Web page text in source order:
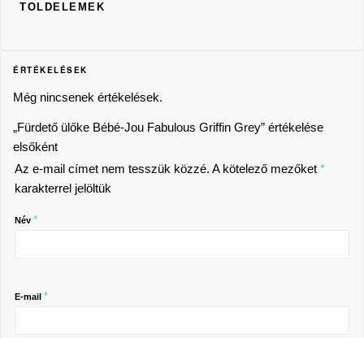
TOLDELEMEK
ÉRTÉKELÉSEK
Még nincsenek értékelések.
„Fürdető ülőke Bébé-Jou Fabulous Griffin Grey” értékelése
elsőként
Az e-mail címet nem tesszük közzé. A kötelező mezőket *
karakterrel jelöltük
Név *
E-mail *